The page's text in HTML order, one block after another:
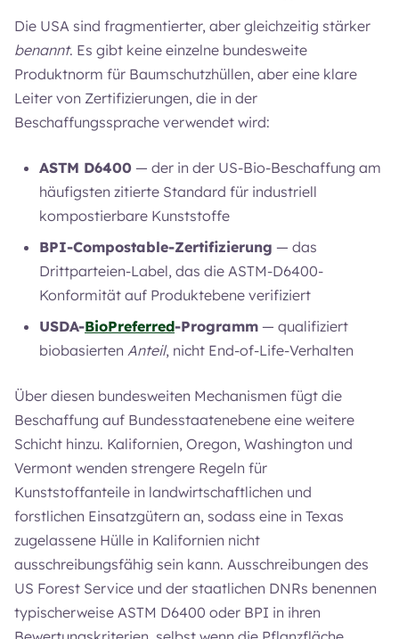
Die USA sind fragmentierter, aber gleichzeitig stärker
benannt. Es gibt keine einzelne bundesweite
Produktnorm für Baumschutzhüllen, aber eine klare
Leiter von Zertifizierungen, die in der
Beschaffungssprache verwendet wird:
ASTM D6400 — der in der US-Bio-Beschaffung am
häufigsten zitierte Standard für industriell
kompostierbare Kunststoffe
BPI-Compostable-Zertifizierung — das
Drittparteien-Label, das die ASTM-D6400-
Konformität auf Produktebene verifiziert
USDA-BioPreferred-Programm — qualifiziert
biobasierten Anteil, nicht End-of-Life-Verhalten
Über diesen bundesweiten Mechanismen fügt die
Beschaffung auf Bundesstaatenebene eine weitere
Schicht hinzu. Kalifornien, Oregon, Washington und
Vermont wenden strengere Regeln für
Kunststoffanteile in landwirtschaftlichen und
forstlichen Einsatzgütern an, sodass eine in Texas
zugelassene Hülle in Kalifornien nicht
ausschreibungsfähig sein kann. Ausschreibungen des
US Forest Service und der staatlichen DNRs benennen
typischerweise ASTM D6400 oder BPI in ihren